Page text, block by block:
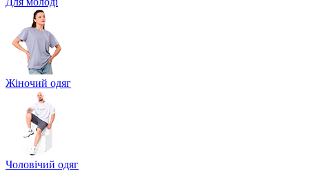
Жіночий одяг
Чоловічий одяг